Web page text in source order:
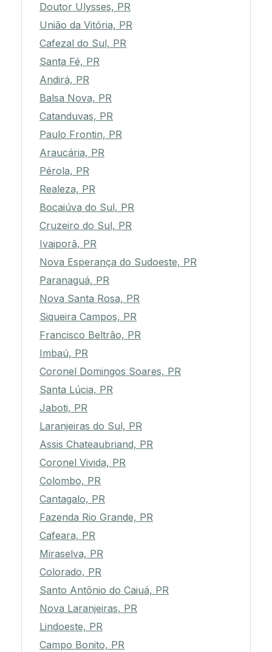
Doutor Ulysses, PR
União da Vitória, PR
Cafezal do Sul, PR
Santa Fé, PR
Andirá, PR
Balsa Nova, PR
Catanduvas, PR
Paulo Frontin, PR
Araucária, PR
Pérola, PR
Realeza, PR
Bocaiúva do Sul, PR
Cruzeiro do Sul, PR
Ivaiporã, PR
Nova Esperança do Sudoeste, PR
Paranaguá, PR
Nova Santa Rosa, PR
Siqueira Campos, PR
Francisco Beltrão, PR
Imbaú, PR
Coronel Domingos Soares, PR
Santa Lúcia, PR
Jaboti, PR
Laranjeiras do Sul, PR
Assis Chateaubriand, PR
Coronel Vivida, PR
Colombo, PR
Cantagalo, PR
Fazenda Rio Grande, PR
Cafeara, PR
Miraselva, PR
Colorado, PR
Santo Antônio do Caiuá, PR
Nova Laranjeiras, PR
Lindoeste, PR
Campo Bonito, PR